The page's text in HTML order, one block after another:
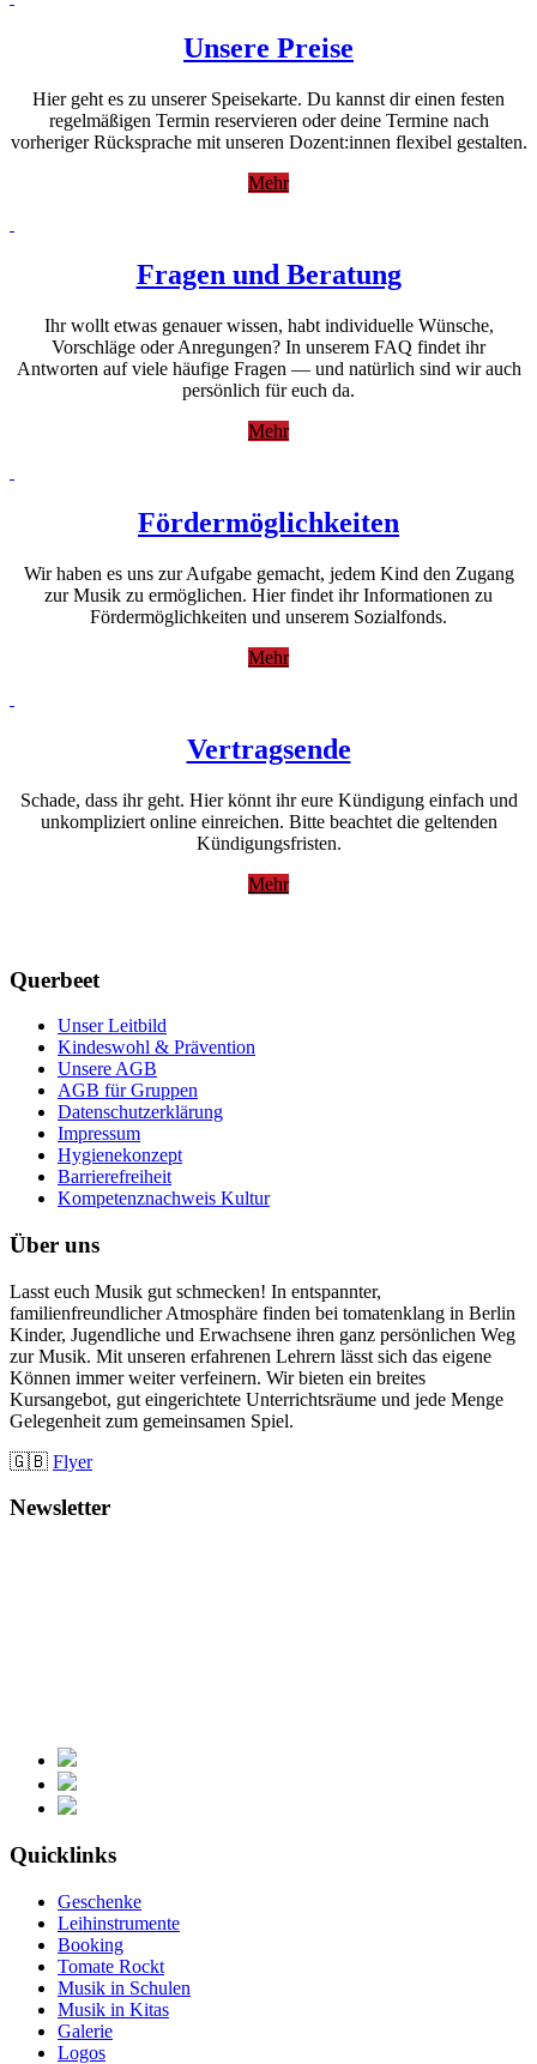
Unsere Preise
Hier geht es zu unserer Speisekarte. Du kannst dir einen festen
regelmäßigen Termin reservieren oder deine Termine nach
vorheriger Rücksprache mit unseren Dozent:innen flexibel gestalten.
Mehr
Fragen und Beratung
Ihr wollt etwas genauer wissen, habt individuelle Wünsche,
Vorschläge oder Anregungen? In unserem FAQ findet ihr
Antworten auf viele häufige Fragen — und natürlich sind wir auch
persönlich für euch da.
Mehr
Fördermöglichkeiten
Wir haben es uns zur Aufgabe gemacht, jedem Kind den Zugang
zur Musik zu ermöglichen. Hier findet ihr Informationen zu
Fördermöglichkeiten und unserem Sozialfonds.
Mehr
Vertragsende
Schade, dass ihr geht. Hier könnt ihr eure Kündigung einfach und
unkompliziert online einreichen. Bitte beachtet die geltenden
Kündigungsfristen.
Mehr
Querbeet
Unser Leitbild
Kindeswohl & Prävention
Unsere AGB
AGB für Gruppen
Datenschutzerklärung
Impressum
Hygienekonzept
Barrierefreiheit
Kompetenznachweis Kultur
Über uns
Lasst euch Musik gut schmecken! In entspannter,
familienfreundlicher Atmosphäre finden bei tomatenklang in Berlin
Kinder, Jugendliche und Erwachsene ihren ganz persönlichen Weg
zur Musik. Mit unseren erfahrenen Lehrern lässt sich das eigene
Können immer weiter verfeinern. Wir bieten ein breites
Kursangebot, gut eingerichtete Unterrichtsräume und jede Menge
Gelegenheit zum gemeinsamen Spiel.
🇬🇧 Flyer
Newsletter
Quicklinks
Geschenke
Leihinstrumente
Booking
Tomate Rockt
Musik in Schulen
Musik in Kitas
Galerie
Logos